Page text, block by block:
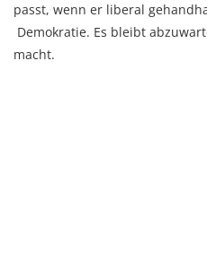
passt, wenn er liberal
Demokratie. Es bleibt
macht.